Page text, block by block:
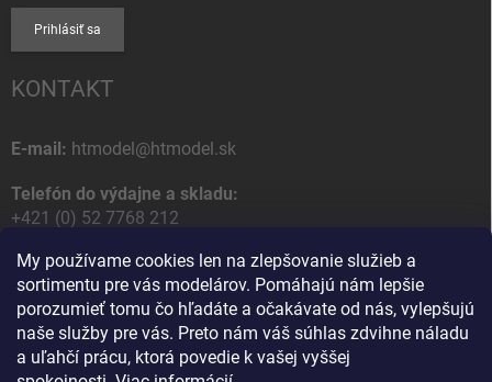
My používame cookies len na zlepšovanie služieb a
sortimentu pre vás modelárov. Pomáhajú nám lepšie
porozumieť tomu čo hľadáte a očakávate od nás, vylepšujú
naše služby pre vás. Preto nám váš súhlas zdvihne náladu
a uľahčí prácu, ktorá povedie k vašej vyššej
Prihlásiť sa
KONTAKT
E-mail: htmodel@htmodel.sk
Telefón do výdajne a skladu:
+421 (0) 52 7768 212
Poštová / Odberná adresa:
HT model
Na letisko 49
058 01 Poprad
Slovenská Republika